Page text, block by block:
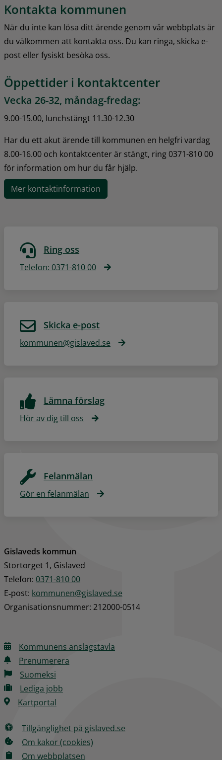
Kontakta kommunen
När du inte kan lösa ditt ärende genom vår webbplats är
du välkommen att kontakta oss. Du kan ringa, skicka e-
post eller fysiskt besöka oss.
Öppettider i kontaktcenter
Vecka 26-32, måndag-fredag:
9.00-15.00, lunchstängt 11.30-12.30
Har du ett akut ärende till kommunen en helgfri vardag
8.00-16.00 och kontaktcenter är stängt, ring 0371-810 00
för information om hur du får hjälp.
Mer kontaktinformation
Ring oss
Telefon: 0371-810 00
Skicka e-post
kommunen@gislaved.se
Lämna förslag
Hör av dig till oss
Felanmälan
Gör en felanmälan
Gislaveds kommun
Stortorget 1, Gislaved
Telefon: 0371-810 00
E‑post: kommunen@gislaved.se
Organisationsnummer: 212000-0514
Kommunens anslagstavla
Prenumerera
Suomeksi
Lediga jobb
Kartportal
Tillgänglighet på gislaved.se
Om kakor (cookies)
Om webbplatsen